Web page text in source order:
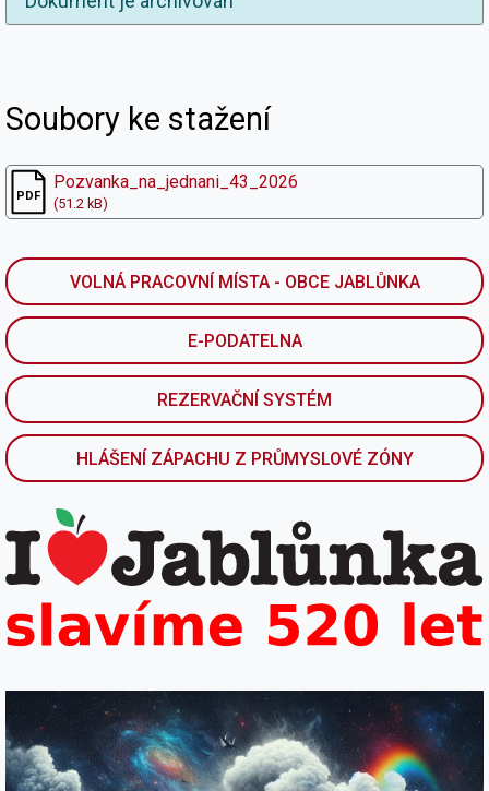
VOLNÁ PRACOVNÍ MÍSTA - OBCE JABLŮNKA
E-PODATELNA
REZERVAČNÍ SYSTÉM
HLÁŠENÍ ZÁPACHU Z PRŮMYSLOVÉ ZÓNY
Nadpis článku
Soubory ke stažení
Pozvanka_na_jednani_43_2026
(51.2 kB)